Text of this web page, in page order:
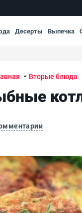
Десерты Выпечка
Вторые блюда